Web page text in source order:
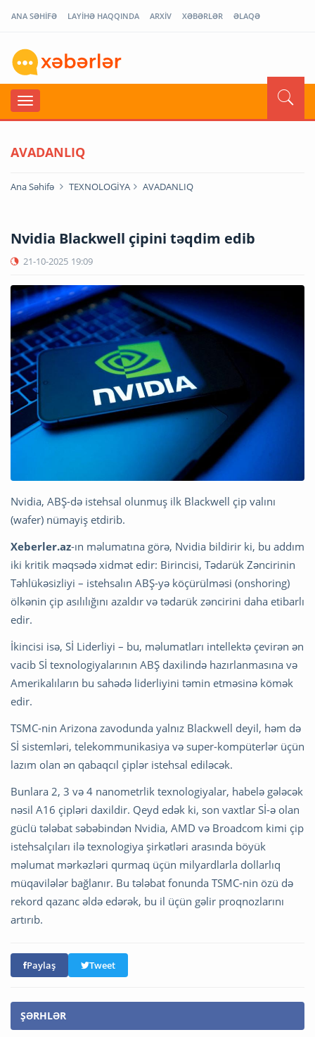
ANA SƏHİFƏ LAYİHƏ HAQQINDA ARXİV XƏBƏRLƏR ƏLAQƏ
AVADANLIQ
Ana Səhifə TEXNOLOGİYA AVADANLIQ
Nvidia Blackwell çipini təqdim edib
21-10-2025 19:09
Nvidia, ABŞ-də istehsal olunmuş ilk Blackwell çip valını
(wafer) nümayiş etdirib.
Xeberler.az-ın məlumatına görə, Nvidia bildirir ki, bu addım
iki kritik məqsədə xidmət edir: Birincisi, Tədarük Zəncirinin
Təhlükəsizliyi – istehsalın ABŞ-yə köçürülməsi (onshoring)
ölkənin çip asılılığını azaldır və tədarük zəncirini daha etibarlı
edir.
İkincisi isə, Sİ Liderliyi – bu, məlumatları intellektə çevirən ən
vacib Sİ texnologiyalarının ABŞ daxilində hazırlanmasına və
Amerikalıların bu sahədə liderliyini təmin etməsinə kömək
edir.
TSMC-nin Arizona zavodunda yalnız Blackwell deyil, həm də
Sİ sistemləri, telekommunikasiya və super-kompüterlər üçün
lazım olan ən qabaqcıl çiplər istehsal ediləcək.
Bunlara 2, 3 və 4 nanometrlik texnologiyalar, habelə gələcək
nəsil A16 çipləri daxildir. Qeyd edək ki, son vaxtlar Sİ-ə olan
güclü tələbat səbəbindən Nvidia, AMD və Broadcom kimi çip
istehsalçıları ilə texnologiya şirkətləri arasında böyük
məlumat mərkəzləri qurmaq üçün milyardlarla dollarlıq
müqavilələr bağlanır. Bu tələbat fonunda TSMC-nin özü də
rekord qazanc əldə edərək, bu il üçün gəlir proqnozlarını
artırıb.
Paylaş Tweet
ŞƏRHLƏR